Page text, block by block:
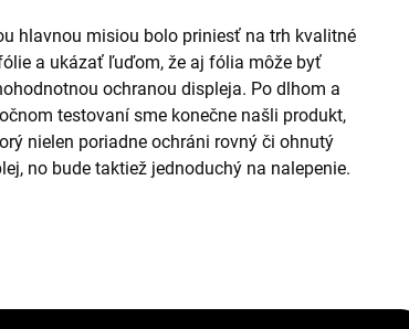
hlavnou misiou bolo priniesť na trh kvalitné
a ukázať ľuďom, že aj fólia môže byť
ochranou displeja. Po dlhom a
testovaní sme konečne našli produkt,
nielen poriadne ochráni rovný či ohnutý
no bude taktiež jednoduchý na nalepenie.